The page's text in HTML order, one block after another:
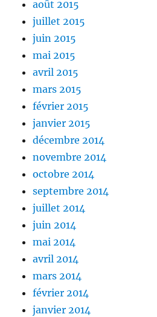
août 2015
juillet 2015
juin 2015
mai 2015
avril 2015
mars 2015
février 2015
janvier 2015
décembre 2014
novembre 2014
octobre 2014
septembre 2014
juillet 2014
juin 2014
mai 2014
avril 2014
mars 2014
février 2014
janvier 2014